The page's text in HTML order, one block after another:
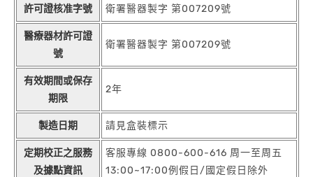
許可證核准字號 衛署醫器製字 第007209號
醫療器材許可證
號
衛署醫器製字 第007209號
有效期間或保存
期限
2年
製造日期 請見盒裝標示
定期校正之服務
及據點資訊
客服專線 0800-600-616 周一至周五
13:00~17:00例假日/國定假日除外